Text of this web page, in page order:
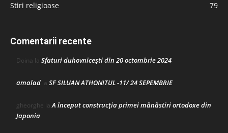
Stiri religioase
79
Comentarii recente
Doina la Sfaturi duhovnicești din 20 octombrie 2024
amalad la SF SILUAN ATHONITUL -11/ 24 SEPEMBRIE
gheorghe laA început construcţia primei mănăstiri ortodoxe din
Japonia